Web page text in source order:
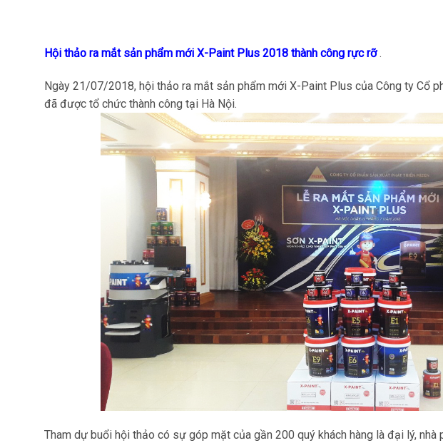
Hội thảo ra mắt sản phẩm mới X-Paint Plus 2018 thành công rực rỡ.
Ngày 21/07/2018, hội thảo ra mắt sản phẩm mới X-Paint Plus của Công ty Cổ
đã được tổ chức thành công tại Hà Nội.
Tham dự buổi hội thảo có sự góp mặt của gần 200 quý khách hàng là đại lý, nhà